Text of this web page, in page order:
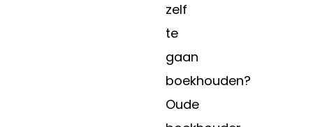
zelf
te
gaan
boekhouden?
Oude